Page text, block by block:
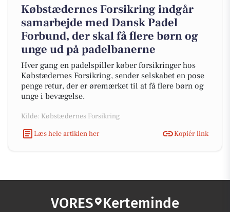
Købstædernes Forsikring indgår
samarbejde med Dansk Padel
Forbund, der skal få flere børn og
unge ud på padelbanerne
Hver gang en padelspiller køber forsikringer hos
Købstædernes Forsikring, sender selskabet en pose
penge retur, der er øremærket til at få flere børn og
unge i bevægelse.
Kilde: Købstædernes Forsikring
Læs hele artiklen her
Kopiér link
VORES Kerteminde